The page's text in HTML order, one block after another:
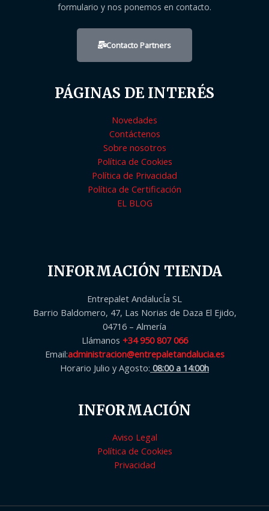
formulario y nos ponemos en contacto.
Contacto Partners
PÁGINAS DE INTERÉS
Novedades
Contáctenos
Sobre nosotros
Política de Cookies
Política de Privacidad
Política de Certificación
EL BLOG
INFORMACIÓN TIENDA
Entrepalet AndalucÍa SL
Barrio Baldomero, 47, Las Norias de Daza El Ejido,
04716 – Almería
Llámanos +34 950 807 066
Email:administracion@entrepaletandalucia.es
Horario Julio y Agosto: 08:00 a 14:00h
INFORMACIÓN
Aviso Legal
Política de Cookies
Privacidad